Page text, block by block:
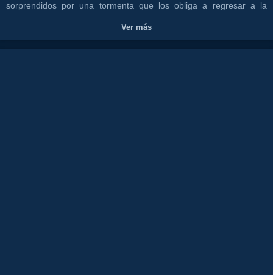
sorprendidos por una tormenta que los obliga a regresar a la
Ver más